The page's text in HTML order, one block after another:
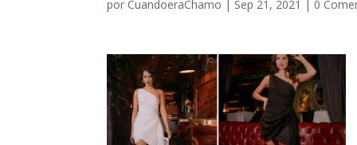
por CuandoeraChamo | Sep 21, 2021 | 0